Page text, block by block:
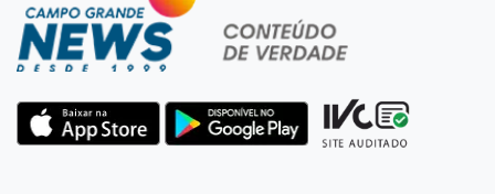
do pai a cada 2h
Pantanal viaja para Goiás em busca de acesso
inédito à Série A2 feminina